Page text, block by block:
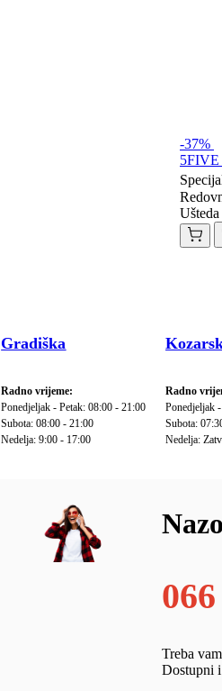
-37%
5FIVE
Gradiška
Radno vrijeme:
Ponedjeljak - Petak: 08:00 - 21:00
Subota: 08:00 - 21:00
Nedelja: 9:00 - 17:00
Radno
Ponedjeljak
Subota:
Nedelja:
Treba
Dostupni